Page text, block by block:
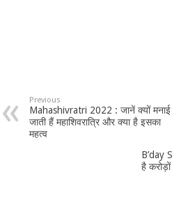
Previous
Mahashivratri 2022 : जानें क्यों मनाई
जाती हैं महाशिवरात्रि और क्या है इसका
महत्व
B’day
है